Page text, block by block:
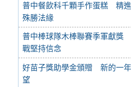
普中餐飲科千顆手作蛋糕 精
殊勝法緣
普中棒球隊木棒聯賽季軍獻獎
戰堅持信念
好苗子獎助學金頒贈 新的一
望